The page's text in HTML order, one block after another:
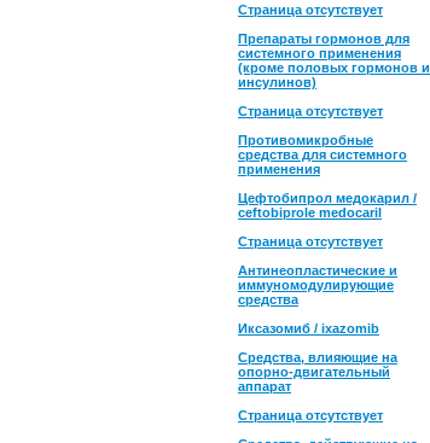
Страница отсутствует
Препараты гормонов для
системного применения
(кроме половых гормонов и
инсулинов)
Страница отсутствует
Противомикробные
средства для системного
применения
Цефтобипрол медокарил /
ceftobiprole medocaril
Страница отсутствует
Антинеопластические и
иммуномодулирующие
средства
Иксазомиб / ixazomib
Средства, влияющие на
опорно-двигательный
аппарат
Страница отсутствует